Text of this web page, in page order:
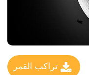
تراكب القمر